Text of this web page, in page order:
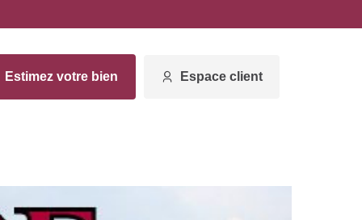
Estimez votre bien Espace client